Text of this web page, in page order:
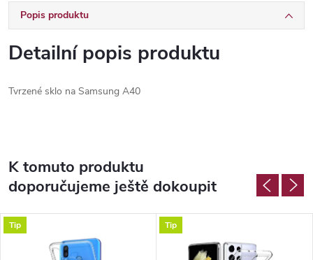
Popis produktu
Detailní popis produktu
Tvrzené sklo na Samsung A40
K tomuto produktu
doporučujeme ještě dokoupit
Tip Tip